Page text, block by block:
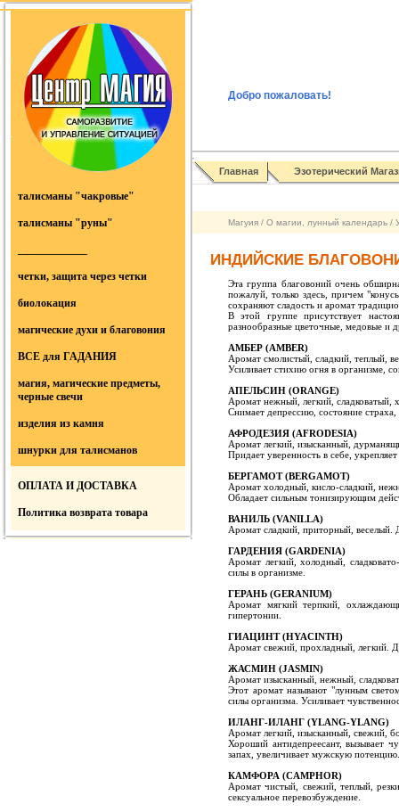
талисманы "чакровые"
талисманы "руны"
четки, защита через четки
биолокация
магические духи и благовония
ВСЕ для ГАДАНИЯ
магия, магические предметы,
черные свечи
изделия из камня
шнурки для талисманов
ОПЛАТА И ДОСТАВКА
Политика возврата товара
Добро пожаловать!
Главная Эзотерический
Магуия / О магии, лунный календарь /
ИНДИЙСКИЕ
Эта группа благовоний очень
пожалуй, только здесь, причем
сохраняют сладость и аромат
В этой группе присутствует
разнообразные цветочные, медовые и
АМБЕР (АМВЕR)
Аромат смолистый, сладкий, теплый,
Усиливает стихию огня в организме,
АПЕЛЬСИН (ОRANGE)
Аромат нежный, легкий, сладковатый,
Снимает депрессию, состояние
АФРОДЕЗИЯ (АFRОDESIA)
Аромат легкий, изысканный,
Придает уверенность в себе,
БЕРГАМОТ (ВЕRGАМОТ)
Аромат холодный, кисло-сладкий,
Обладает сильным тонизирующим
ВАНИЛЬ (VANILLA)
Аромат сладкий, приторный, веселый.
ГАРДЕНИЯ (GARDENIA)
Аромат легкий, холодный,
силы в организме.
ГЕРАНЬ (GERANIUM)
Аромат мягкий терпкий,
гипертонии.
ГИАЦИНТ (HYACINTH)
Аромат свежий, прохладный, легкий.
ЖАСМИН (JASMIN)
Аромат изысканный, нежный,
Этот аромат называют "лунным
силы организма. Усиливает
ИЛАНГ-ИЛАНГ (YLANG-YLANG)
Аромат легкий, изысканный, свежий,
Хороший антидепреесант, вызывает
запах, увеличивает мужскую потенцию.
КАМФОРА (CAMPHOR)
Аромат чистый, свежий, теплый,
сексуальное перевозбуждение.